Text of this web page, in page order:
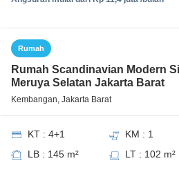
Rumah
Rumah Scandinavian Modern
Meruya Selatan Jakarta Barat
Kembangan, Jakarta Barat
KT : 4+1 KM : 1
LB : 145 m²
LT : 102 m²